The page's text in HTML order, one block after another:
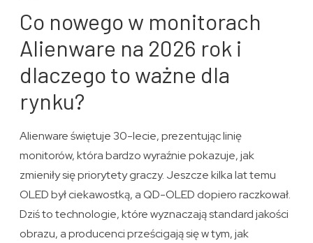
Co nowego w monitorach
Alienware na 2026 rok i
dlaczego to ważne dla
rynku?
Alienware świętuje 30-lecie, prezentując linię
monitorów, która bardzo wyraźnie pokazuje, jak
zmieniły się priorytety graczy. Jeszcze kilka lat temu
OLED był ciekawostką, a QD-OLED dopiero raczkował.
Dziś to technologie, które wyznaczają standard jakości
obrazu, a producenci prześcigają się w tym, jak